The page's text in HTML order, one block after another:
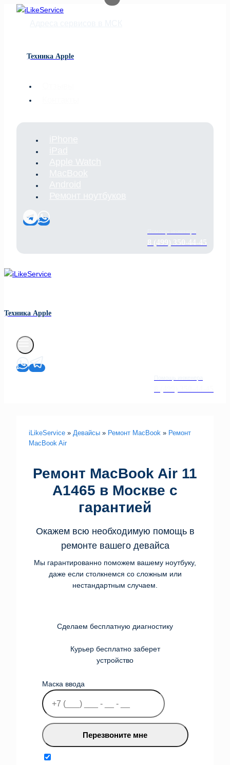
Перейти
Техника Apple
Техника Apple
iLikeService » Девайсы » Ремонт MacBook » Ремонт
MacBook Air
Ремонт MacBook Air 11
A1465 в Москве с
гарантией
Окажем всю необходимую помощь в
ремонте вашего девайса
Мы гарантированно поможем вашему ноутбуку,
даже если столкнемся со сложным или
нестандартным случаем.
Сделаем бесплатную диагностику
Курьер бесплатно заберет
устройство
Маска ввода
Перезвоните мне